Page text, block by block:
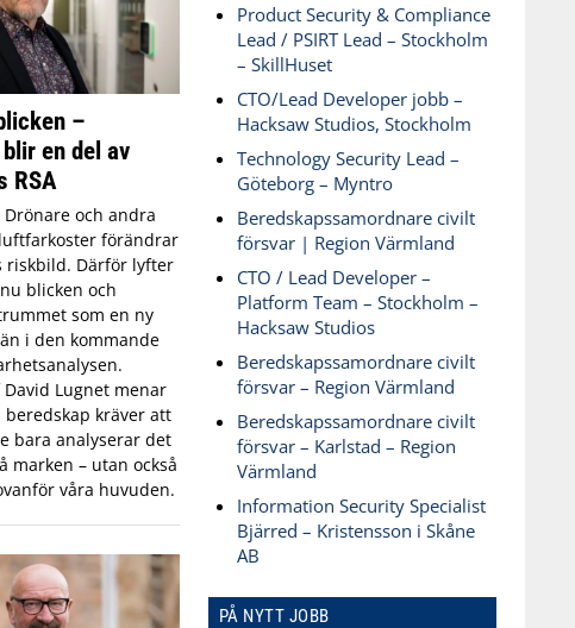
–
en del av
RSA
Drönare och andra
förändrar
riskbild. Därför lyfter
blicken och
som en ny
i den kommande
Lugnet menar
kräver att
bara analyserar det
marken – utan också
våra huvuden.
Product Security & Compliance
Lead / PSIRT Lead – Stockholm
– SkillHuset
CTO/Lead Developer jobb –
Hacksaw Studios, Stockholm
Technology Security Lead –
Göteborg – Myntro
Beredskapssamordnare civilt
försvar | Region Värmland
CTO / Lead Developer –
Platform Team – Stockholm –
Hacksaw Studios
Beredskapssamordnare civilt
försvar – Region Värmland
Beredskapssamordnare civilt
försvar – Karlstad – Region
Värmland
Information Security Specialist
Bjärred – Kristensson i Skåne
AB
PÅ NYTT JOBB